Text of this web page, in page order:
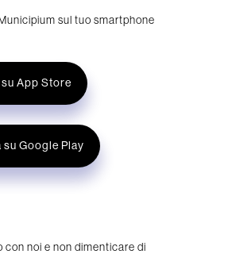
sul tuo smartphone
App Store
su Google Play
con noi e non dimenticare di